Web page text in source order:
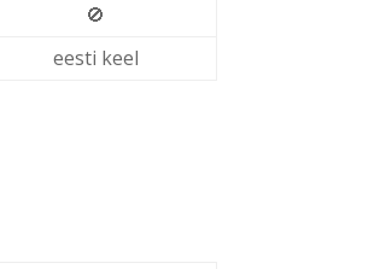
🚫
eesti keel